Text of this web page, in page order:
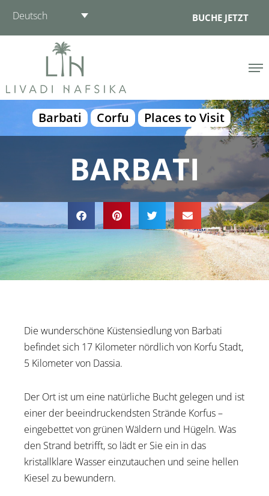
Inhalt
springen
Deutsch BUCHE JETZT
Barbati Corfu Places to Visit
BARBATI
Die wunderschöne Küstensiedlung von Barbati
befindet sich 17 Kilometer nördlich von Korfu Stadt,
5 Kilometer von Dassia.
Der Ort ist um eine natürliche Bucht gelegen und ist
einer der beeindruckendsten Strände Korfus –
eingebettet von grünen Wäldern und Hügeln. Was
den Strand betrifft, so lädt er Sie ein in das
kristallklare Wasser einzutauchen und seine hellen
Kiesel zu bewundern.